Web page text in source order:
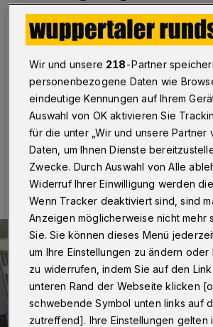
Wuppertal·Der Wuppertaler
Mittwoch (4. Juni 2025) dem
2026/27 im Übergang zur fünften
vorgezogenes Anmeldeverfahren für
zu organisieren.
05.06.2025 , 16:57 Uhr Eine Minute
Wir und unsere 218-Partner
personenbezogene Daten wie
eindeutige Kennungen auf Ihrem
Auswahl von OK aktivieren Sie
für die unter „Wir und unsere Partner
Daten, um Ihnen Dienste
Zwecke. Durch Auswahl von Alle
Widerruf Ihrer Einwilligung werden
Wenn Tracker deaktiviert sind, sind
Anzeigen möglicherweise nicht mehr
Sie. Sie können dieses Menü
um Ihre Einstellungen zu ändern oder
zu widerrufen, indem Sie auf den
unteren Rand der Webseite klicken
schwebende Symbol unten links auf
zutreffend]. Ihre Einstellungen gelten